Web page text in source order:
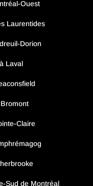
Ouest
Laurentides
Dorion
Laval
Claire
Sud de Montréal